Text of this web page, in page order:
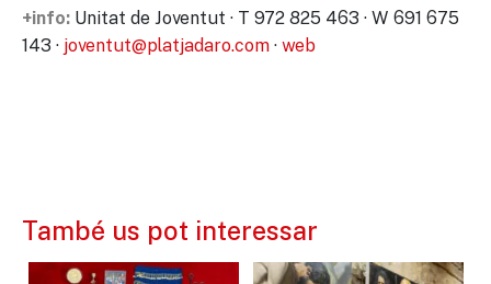
+info: Unitat de Joventut · T 972 825 463 · W 691 675
143 · joventut@platjadaro.com · web
També us pot interessar